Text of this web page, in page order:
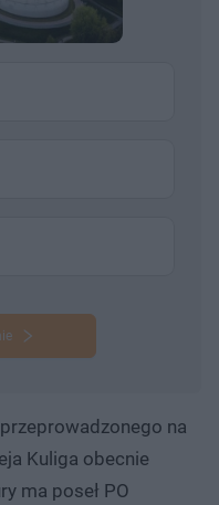
na
Kuliga obecnie
ma poseł PO